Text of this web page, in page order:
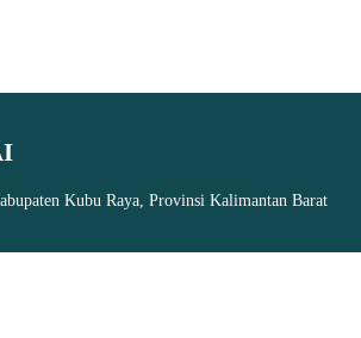
Kubu Raya, Provinsi Kalimantan Barat